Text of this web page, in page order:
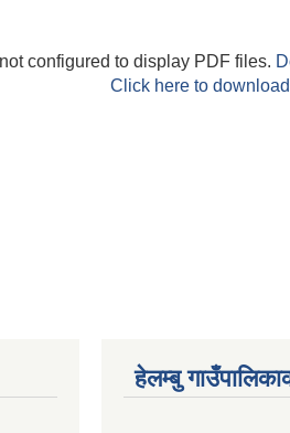
configured to display PDF files.
Click here to
हेलम्बु